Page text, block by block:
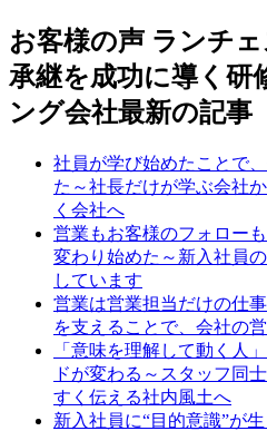
お客様の声 ランチ
承継を成功に導く研
ング会社最新の記事
社員が学び始めたことで
た～社長だけが学ぶ会社
く会社へ
営業もお客様のフォロー
変わり始めた～新入社員
しています
営業は営業担当だけの仕
を支えることで、会社の
「意味を理解して動く人
ドが変わる～スタッフ同
すく伝える社内風土へ
新入社員に“目的意識”が